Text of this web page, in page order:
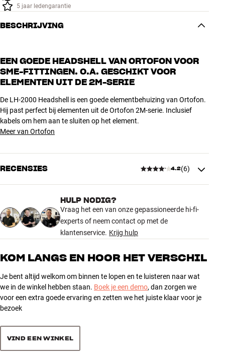
5 jaar ledengarantie
BESCHRIJVING
EEN GOEDE HEADSHELL VAN ORTOFON VOOR
SME-FITTINGEN. O.A. GESCHIKT VOOR
ELEMENTEN UIT DE 2M-SERIE
De LH-2000 Headshell is een goede elementbehuizing van Ortofon.
Hij past perfect bij elementen uit de Ortofon 2M-serie. Inclusief
kabels om hem aan te sluiten op het element.
Meer van Ortofon
RECENSIES 4.2(6)
4.2
6 recensies
4
3 2
2
1
HULP NODIG?
Vraag het een van onze gepassioneerde hi-fi-
experts of neem contact op met de
klantenservice. Krijg hulp
KOM LANGS EN HOOR HET VERSCHIL
Je bent altijd welkom om binnen te lopen en te luisteren naar wat
we in de winkel hebben staan. Boek je een demo, dan zorgen we
voor een extra goede ervaring en zetten we het juiste klaar voor je
bezoek
VIND EEN WINKEL